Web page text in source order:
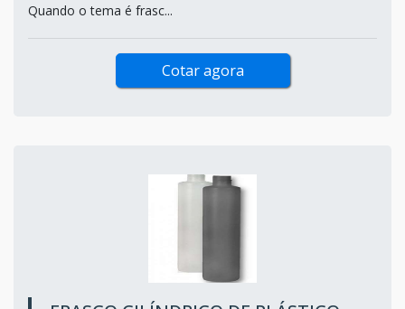
Quando o tema é frasc...
Cotar agora